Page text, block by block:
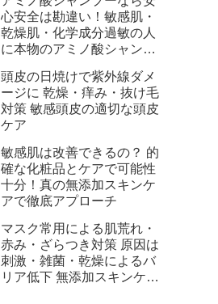
心安全は勘違い！敏感肌・
乾燥肌・化学成分過敏の人
に本物のアミノ酸シャンプ
頭皮の日焼けで紫外線ダメ
ージに 乾燥・痒み・抜け毛
対策 敏感頭皮の適切な頭皮
ケア
敏感肌は改善できるの？ 的
確な化粧品とケアで可能性
十分！真の無添加スキンケ
アで徹底アプローチ
マスク常用による肌荒れ・
赤み・ざらつき対策 原因は
刺激・雑菌・乾燥によるバ
リア低下 無添加スキンケア